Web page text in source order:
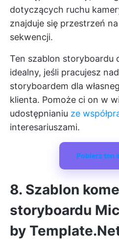
dotyczących ruchu
znajduje się przestrzeń
sekwencji.
Ten szablon storyboardu
idealny, jeśli pracujesz
storyboardem dla
klienta. Pomoże ci on w
udostępnianiu ze
interesariuszami.
Pobierz ten
8. Szablon
storyboardu
by